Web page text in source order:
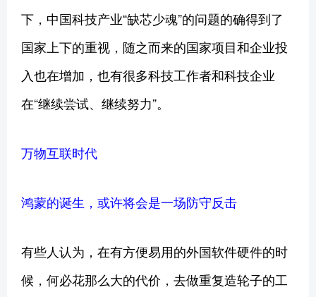
下，中国科技产业“缺芯少魂”的问题的确得到了
国家上下的重视，随之而来的国家项目和企业投
入也在增加，也有很多科技工作者和科技企业
在“继续尝试、继续努力”。
万物互联时代
鸿蒙的诞生，或许将会是一场防守反击
有些人认为，在有方便易用的外国软件硬件的时
候，何必花那么大的代价，去做重复造轮子的工